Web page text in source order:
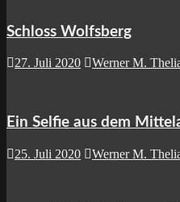
Schloss Wolfsberg
27. Juli 2020 Werner M.
Ein Selfie aus dem
25. Juli 2020 Werner M.